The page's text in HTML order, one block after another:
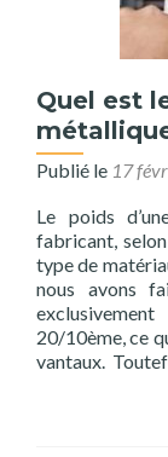
Quel est
Publié le 17
Le poids
fabricant,
type de
nous avons
20/10ème, ce
vantaux.